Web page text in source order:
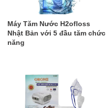
Máy Tăm Nước H2ofloss
Nhật Bản với 5 đầu tăm chức
năng